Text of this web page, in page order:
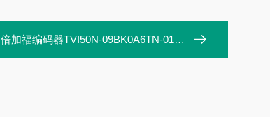
倍加福编码器TVI50N-09BK0A6TN-01000